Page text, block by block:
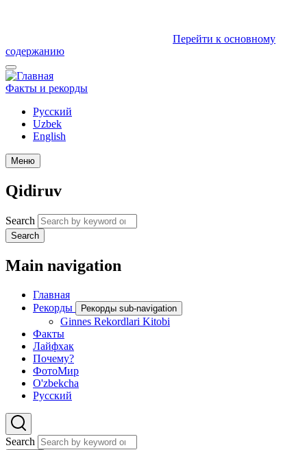
Перейти к основному
содержанию
Факты и рекорды
Русский
Uzbek
English
Меню
Qidiruv
Search
Search
Main navigation
Главная
Рекорды
Рекорды sub-navigation
Ginnes Rekordlari Kitobi
Факты
Лайфхак
Почему?
ФотоМир
O'zbekcha
Русский
Search